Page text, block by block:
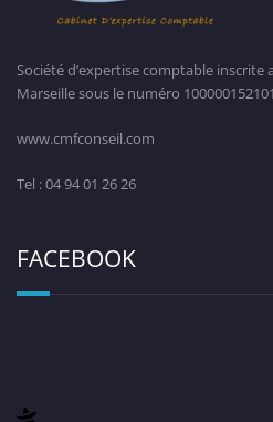
Société d’expertise comptable inscrite
Marseille sous le numéro 100000152101
www.cmfconseil.com
Tel : 04 94 01 26 26
FACEBOOK